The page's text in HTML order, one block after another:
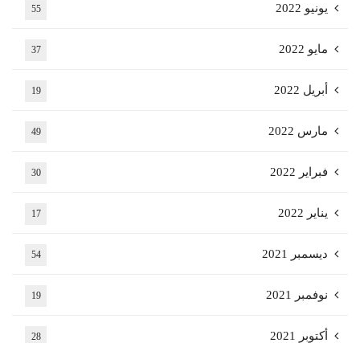
يونيو 2022 55
مايو 2022 37
أبريل 2022 19
مارس 2022 49
فبراير 2022 30
يناير 2022 17
ديسمبر 2021 54
نوفمبر 2021 19
أكتوبر 2021 28